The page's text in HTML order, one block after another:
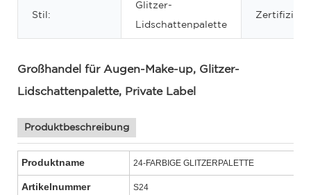
Stil:
Glitzer-
Lidschattenpalette
Großhandel für Augen-Make-up, Glitzer-
Lidschattenpalette, Private Label
Produktbeschreibung
Produktname 24-FARBIGE GLITZERPALETTE
Artikelnummer S24